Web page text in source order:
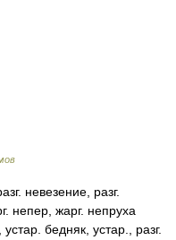
невезение, разг.
непер, жарг. непруха
бедняк, устар., разг.